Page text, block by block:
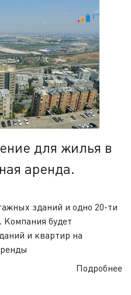
для жилья в
аренда.
зданий и одно 20-ти
Компания будет
и квартир на
Подробнее